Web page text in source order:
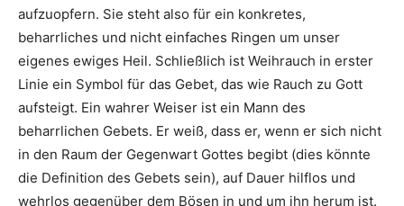
aufzuopfern. Sie steht also für ein konkretes,
beharrliches und nicht einfaches Ringen um unser
eigenes ewiges Heil. Schließlich ist Weihrauch in erster
Linie ein Symbol für das Gebet, das wie Rauch zu Gott
aufsteigt. Ein wahrer Weiser ist ein Mann des
beharrlichen Gebets. Er weiß, dass er, wenn er sich nicht
in den Raum der Gegenwart Gottes begibt (dies könnte
die Definition des Gebets sein), auf Dauer hilflos und
wehrlos gegenüber dem Bösen in und um ihn herum ist.